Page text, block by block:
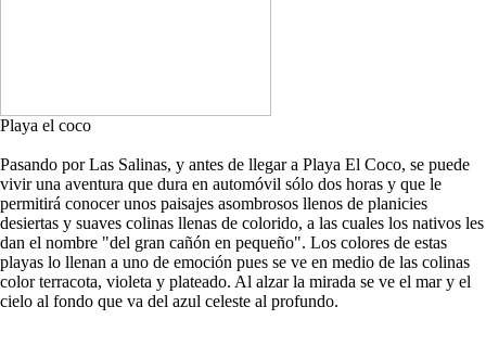
Playa el coco
Pasando por Las Salinas, y antes de llegar a Playa El Coco, se puede
vivir una aventura que dura en automóvil sólo dos horas y que le
permitirá conocer unos paisajes asombrosos llenos de planicies
desiertas y suaves colinas llenas de colorido, a las cuales los nativos les
dan el nombre "del gran cañón en pequeño". Los colores de estas
playas lo llenan a uno de emoción pues se ve en medio de las colinas
color terracota, violeta y plateado. Al alzar la mirada se ve el mar y el
cielo al fondo que va del azul celeste al profundo.